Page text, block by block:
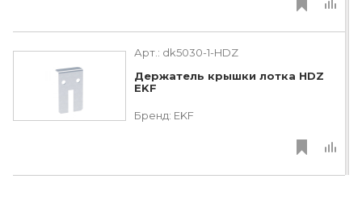
Арт.: dk5030-1-HDZ
Держатель крышки лотка HDZ
EKF
Бренд: EKF